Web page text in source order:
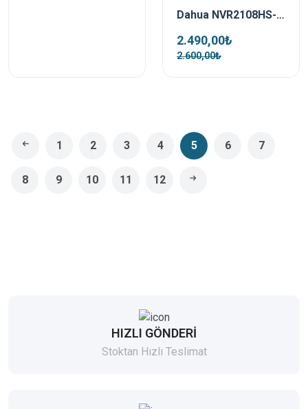
Dahua NVR2108HS-T 8kanal Nvr Kayıt Cihazı
2.490,00₺
2.600,00₺
1 2 3 4 5 6 7
8 9 10 11 12
HIZLI GÖNDERİ
Stoktan Hızlı Teslimat